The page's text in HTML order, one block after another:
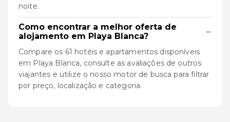
noite.
Como encontrar a melhor oferta de
alojamento em Playa Blanca?
−
Compare os 61 hotéis e apartamentos disponíveis
em Playa Blanca, consulte as avaliações de outros
viajantes e utilize o nosso motor de busca para filtrar
por preço, localização e categoria.